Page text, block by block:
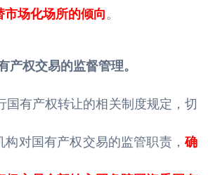
场化场所的倾向 。
产权交易的监督管理。
有产权转让的相关制度规定，切
构对国有产权交易的监管职责，确